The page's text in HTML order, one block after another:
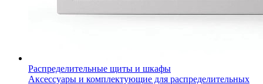
Распределительные щиты и шкафы
Аксессуары и комплектующие для распределительных